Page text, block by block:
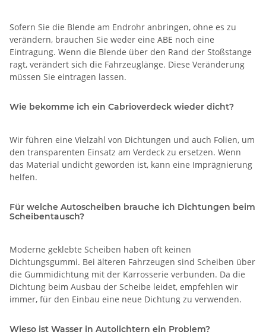
Sofern Sie die Blende am Endrohr anbringen, ohne es zu
verändern, brauchen Sie weder eine ABE noch eine
Eintragung. Wenn die Blende über den Rand der Stoßstange
ragt, verändert sich die Fahrzeuglänge. Diese Veränderung
müssen Sie eintragen lassen.
Wie bekomme ich ein Cabrioverdeck wieder dicht?
Wir führen eine Vielzahl von Dichtungen und auch Folien, um
den transparenten Einsatz am Verdeck zu ersetzen. Wenn
das Material undicht geworden ist, kann eine Imprägnierung
helfen.
Für welche Autoscheiben brauche ich Dichtungen beim
Scheibentausch?
Moderne geklebte Scheiben haben oft keinen
Dichtungsgummi. Bei älteren Fahrzeugen sind Scheiben über
die Gummidichtung mit der Karrosserie verbunden. Da die
Dichtung beim Ausbau der Scheibe leidet, empfehlen wir
immer, für den Einbau eine neue Dichtung zu verwenden.
Wieso ist Wasser in Autolichtern ein Problem?